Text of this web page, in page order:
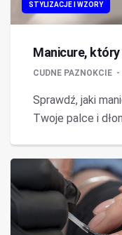
STYLIZACJE I WZORY
Manicure, który
CUDNE PAZNOKCIE
Sprawdź, jaki
Twoje palce i